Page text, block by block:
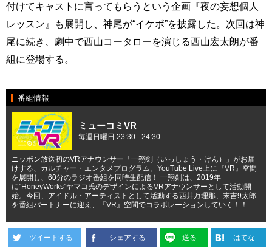
付けてキャストに言ってもらうという企画『夜の妄想個人
レッスン』も展開し、神尾が“イケボ”を披露した。次回は神
尾に続き、劇中で西山コータローを演じる西山宏太朗が番
組に登場する。
番組情報
ミューコミVR
毎週日曜日 23:30 - 24:30
ニッポン放送初のVRアナウンサー「一翔剣（いっしょう・けん）」がお届
けする、カルチャー・エンタメプログラム。YouTube Live上に『VR』空間
を展開し、60分のラジオ番組を同時生配信！ 一翔剣は、2019年
に"HoneyWorks"ヤマコ氏のデザインによるVRアナウンサーとして活動開
始。今回、アイドル・アーティストとして活動する西井万理那、末吉9太郎
を番組パートナーに迎え、『VR』空間でコラボレーションしていく！！
ツイートする シェアする 送る はてな